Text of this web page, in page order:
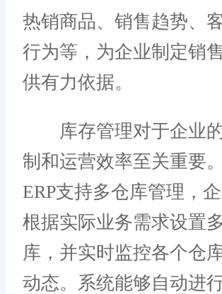
热销商品、销售趋势、
行为等，为企业制定销
供有力依据。
库存管理对于企业
制和运营效率至关重要
ERP支持多仓库管理，
根据实际业务需求设置
库，并实时监控各个仓
动态。系统能够自动进